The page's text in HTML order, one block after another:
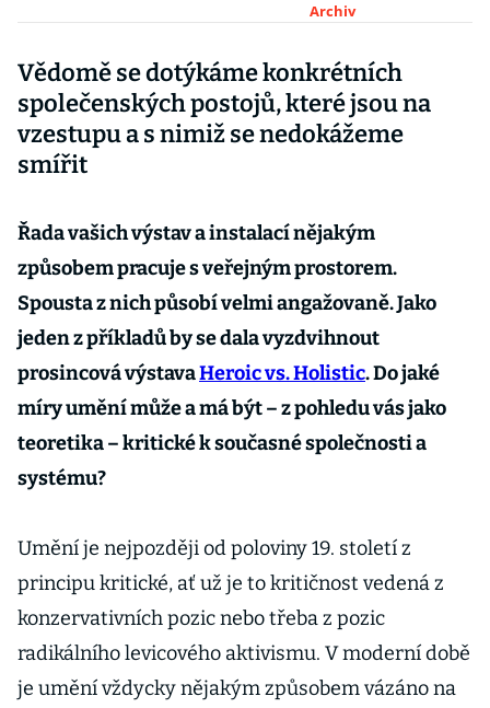
každá jiná, ale
není žádná
mystika
Archiv
Vědomě se dotýkáme konkrétních
společenských postojů, které jsou na
vzestupu a s nimiž se nedokážeme
smířit
Řada vašich výstav a instalací nějakým
způsobem pracuje s veřejným prostorem.
Spousta z nich působí velmi angažovaně. Jako
jeden z příkladů by se dala vyzdvihnout
prosincová výstavaHeroic vs. Holistic. Do jaké
míry umění může a má být – z pohledu vás jako
teoretika – kritické k současné společnosti a
systému?
Umění je nejpozději od poloviny 19. století z
principu kritické, ať už je to kritičnost vedená z
konzervativních pozic nebo třeba z pozic
radikálního levicového aktivismu. V moderní době
je umění vždycky nějakým způsobem vázáno na